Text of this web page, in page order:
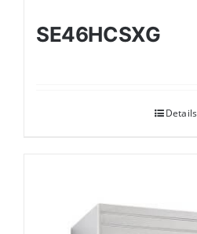
SE46HCSXG
Details